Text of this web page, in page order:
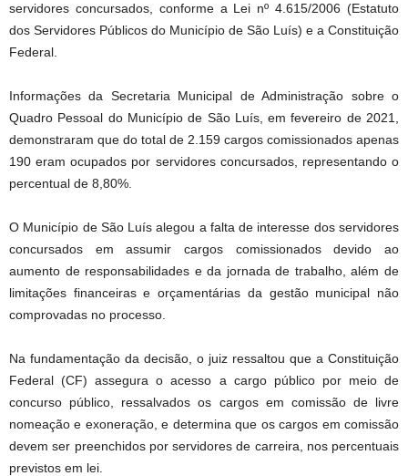
servidores concursados, conforme a Lei nº 4.615/2006 (Estatuto
dos Servidores Públicos do Município de São Luís) e a Constituição
Federal.
Informações da Secretaria Municipal de Administração sobre o
Quadro Pessoal do Município de São Luís, em fevereiro de 2021,
demonstraram que do total de 2.159 cargos comissionados apenas
190 eram ocupados por servidores concursados, representando o
percentual de 8,80%.
O Município de São Luís alegou a falta de interesse dos servidores
concursados em assumir cargos comissionados devido ao
aumento de responsabilidades e da jornada de trabalho, além de
limitações financeiras e orçamentárias da gestão municipal não
comprovadas no processo.
Na fundamentação da decisão, o juiz ressaltou que a Constituição
Federal (CF) assegura o acesso a cargo público por meio de
concurso público, ressalvados os cargos em comissão de livre
nomeação e exoneração, e determina que os cargos em comissão
devem ser preenchidos por servidores de carreira, nos percentuais
previstos em lei.